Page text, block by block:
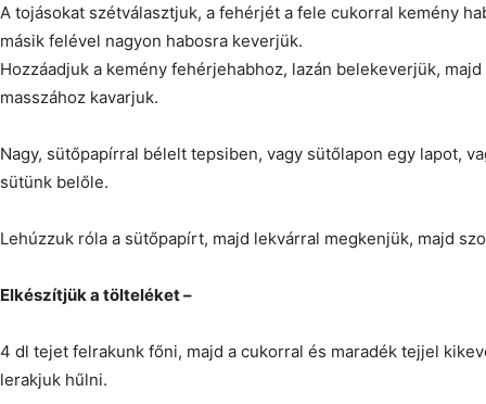
A tojásokat szétválasztjuk, a fehérjét a fele cukorral kemény
másik felével nagyon habosra keverjük.
Hozzáadjuk a kemény fehérjehabhoz, lazán belekeverjük,
masszához kavarjuk.
Nagy, sütőpapírral bélelt tepsiben, vagy sütőlapon egy lapot,
sütünk belőle.
Lehúzzuk róla a sütőpapírt, majd lekvárral megkenjük, majd
Elkészítjük a tölteléket –
4 dl tejet felrakunk főni, majd a cukorral és maradék tejjel
lerakjuk hűlni.